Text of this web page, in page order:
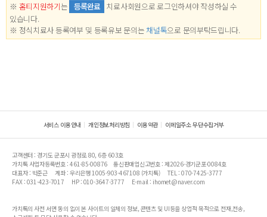
※ 홈티지원하기는 등록완료 치료사회원으로 로그인하셔야 작성하실 수
있습니다.
※ 정식치료사 등록여부 및 등록유보 문의는 채널톡으로 문의부탁드립니다.
서비스 이용안내 개인정보처리방침 이용약관 이메일주소 무단수집거부
고객센터 : 경기도 군포시 광정로 80, 6층 603호
가치톡 사업자등록번호 : 461-85-00876
통신판매업신고번호 : 제2026-경기군포-0084호
대표자 : 박준근
계좌 : 우리은행 1005-903-467108 (가치톡)
TEL : 070-7425-3777
FAX : 031-423-7017
HP : 010-3647-3777 E-mail : ihomet@naver.com
가치톡의 사전 서면 동의 없이 본 사이트의 일체의 정보, 콘텐츠 및 UI등을 상업적 목적으로 전재,전송,